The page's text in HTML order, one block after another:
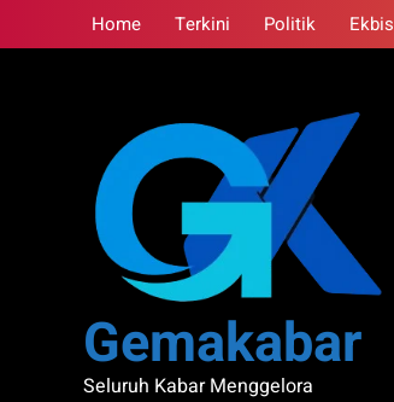
to
Home Terkini Politik Ekbis
Gemakabar
Seluruh Kabar Menggelora